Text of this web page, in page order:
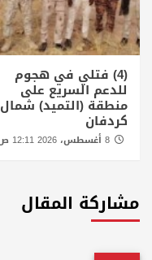
(4) فتلي في هجوم
للدعم السريع على
منطقة (التميد) شمال
كردفان
مشاركة المقال